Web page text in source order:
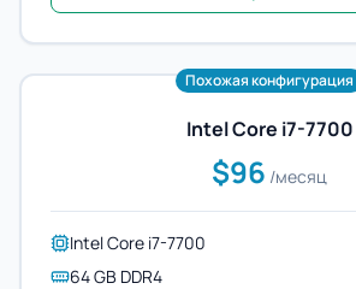
Похожая конфигурация
Intel Core i7-7700
$96 /месяц
Intel Core i7-7700
64 GB DDR4